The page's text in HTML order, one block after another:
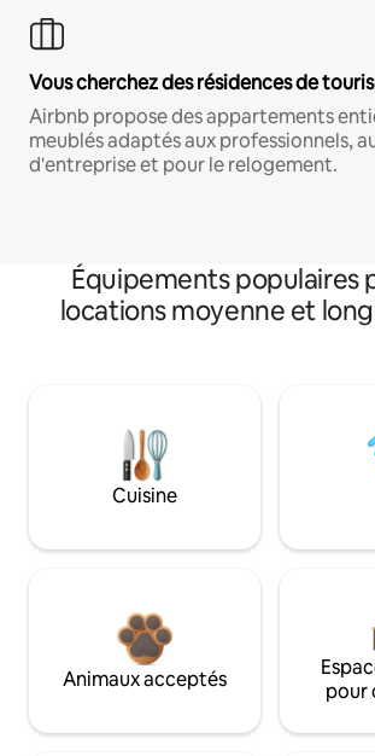
Vous cherchez des résidences de
Airbnb propose des appartements
meublés adaptés aux professionnels,
d'entreprise et pour le relogement.
Équipements populaires
locations moyenne et
Cuisine
Animaux acceptés
pour